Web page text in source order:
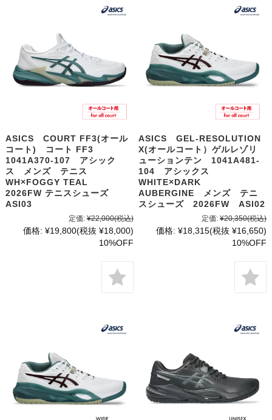
ASICS COURT FF3(オール
コート) コート FF3
1041A370-107 アシック
ス メンズ テニス
WH×FOGGY TEAL
2026FW テニスシューズ
ASI03
定価: ¥22,000(税込)
価格: ¥19,800(税抜 ¥18,000)
10%OFF
ASICS GEL-RESOLUTION
X(オールコート）ゲルレゾリ
ューションテン 1041A481-
104 アシックス
WHITE×DARK
AUBERGINE メンズ テニ
スシューズ 2026FW ASI02
定価: ¥20,350(税込)
価格: ¥18,315(税抜 ¥16,650)
10%OFF